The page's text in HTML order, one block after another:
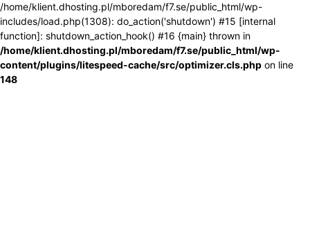
/home/klient.dhosting.pl/mboredam/f7.se/public_html/wp-
includes/load.php(1308): do_action('shutdown') #15 [internal
function]: shutdown_action_hook() #16 {main} thrown in
/home/klient.dhosting.pl/mboredam/f7.se/public_html/wp-
content/plugins/litespeed-cache/src/optimizer.cls.php on line
148